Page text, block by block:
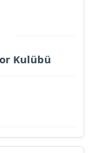
Kulübü